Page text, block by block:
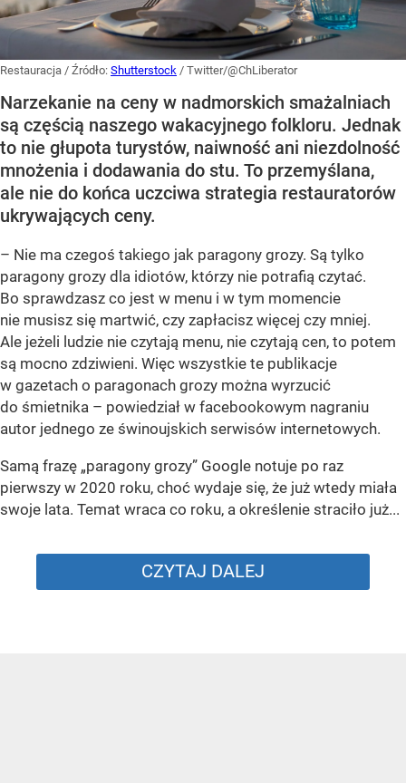
Restauracja / Źródło: Shutterstock / Twitter/@ChLiberator
Narzekanie na ceny w nadmorskich smażalniach
są częścią naszego wakacyjnego folkloru. Jednak
to nie głupota turystów, naiwność ani niezdolność
mnożenia i dodawania do stu. To przemyślana,
ale nie do końca uczciwa strategia restauratorów
ukrywających ceny.
– Nie ma czegoś takiego jak paragony grozy. Są tylko
paragony grozy dla idiotów, którzy nie potrafią czytać.
Bo sprawdzasz co jest w menu i w tym momencie
nie musisz się martwić, czy zapłacisz więcej czy mniej.
Ale jeżeli ludzie nie czytają menu, nie czytają cen, to potem
są mocno zdziwieni. Więc wszystkie te publikacje
w gazetach o paragonach grozy można wyrzucić
do śmietnika – powiedział w facebookowym nagraniu
autor jednego ze świnoujskich serwisów internetowych.
Samą frazę „paragony grozy” Google notuje po raz
pierwszy w 2020 roku, choć wydaje się, że już wtedy miała
swoje lata. Temat wraca co roku, a określenie straciło już...
CZYTAJ DALEJ